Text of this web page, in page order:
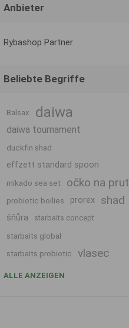
Anbieter
Rybashop Partner
Beliebte Begriffe
Balsax daiwa
daiwa tournament
duckfin shad
effzett standard spoon
mikado sea set očko na prut
probiotic boilies prorex shad
šňůra starbaits concept
starbaits global
starbaits probiotic
vlasec
ALLE ANZEIGEN